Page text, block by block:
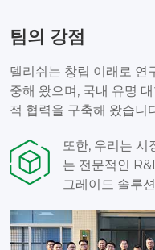
팀의 강점
델리쉬는 창립 이래로 연
중해 왔으며, 국내 유명
적 협력을 구축해 왔습니
또한, 우리는 시
는 전문적인
그레이드 솔루